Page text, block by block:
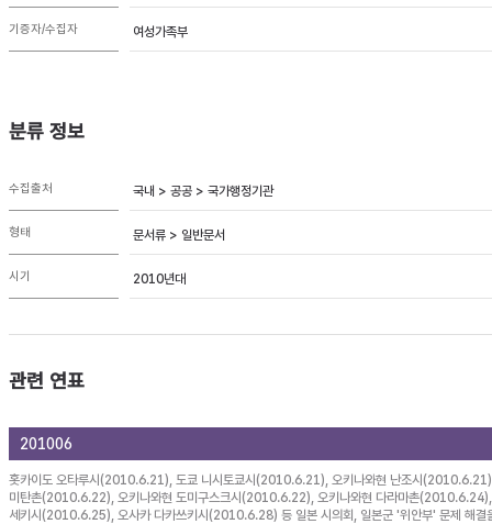
기증자/수집자 여성가족부
분류 정보
수집출처 국내 > 공공 > 국가행정기관
형태 문서류 > 일반문서
시기 2010년대
관련 연표
201006
홋카이도 오타루시(2010.6.21), 도쿄 니시토쿄시(2010.6.21), 오키나와현 난조시
미탄촌(2010.6.22), 오키나와현 도미구스크시(2010.6.22), 오키나와현 다라마촌(2010.6.24),
세키시(2010.6.25), 오사카 다카쓰키시(2010.6.28) 등 일본 시의회, 일본군 '위안부' 문제 해결